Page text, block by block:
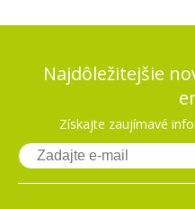
Najdôležitejšie
Získajte zaujímavé